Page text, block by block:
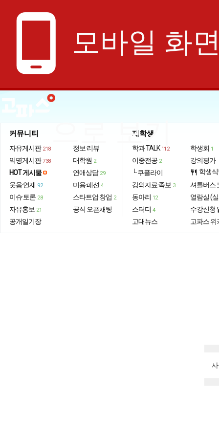
phone_android 모바일 화
으로 보기
커뮤니티
자유게시판 218
익명게시판 738
HOT 게시물
웃음·연재 92
이슈·토론 28
자유홍보 21
공개일기장
정보·리뷰
대학원 2
연애상담 29
미용·패션 4
스타트업·창업 2
공식 오픈채팅
재학생
학과 TALK 112
이중전공 2
└ 쿠플라이
강의자료·족보 3
동아리 12
스터디 4
고대뉴스
학생회 1
강의평가
restaurant 학생
셔틀버스
열람실 (
수강신청
고파스 위